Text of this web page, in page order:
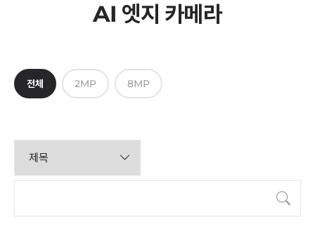
AI 엣지 카메라
전체 2MP 8MP
검색